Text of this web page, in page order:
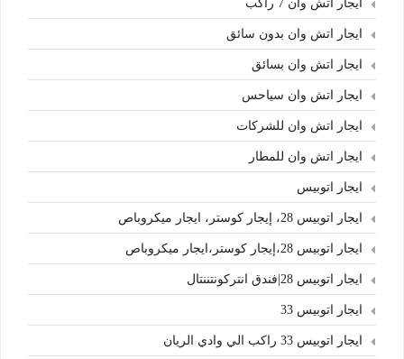
ايجار اتش وان 7 راكب
ايجار اتش وان بدون سائق
ايجار اتش وان بسائق
ايجار اتش وان سياحس
ايجار اتش وان للشركات
ايجار اتش وان للمطار
ايجار اتوبيس
ايجار اتوبيس 28، إيجار كوستر، ايجار ميكروباص
ايجار اتوبيس 28،إيجار كوستر،ايجار ميكروباص
ايجار اتوبيس 28|فندق انتركونتننتال
ايجار اتوبيس 33
ايجار اتوبيس 33 راكب الي وادي الريان